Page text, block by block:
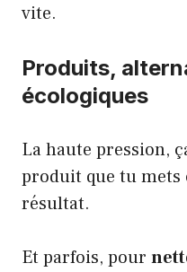
vite.
Produits,
écologiques
La haute pression,
produit que tu mets
résultat.
Et parfois, pour